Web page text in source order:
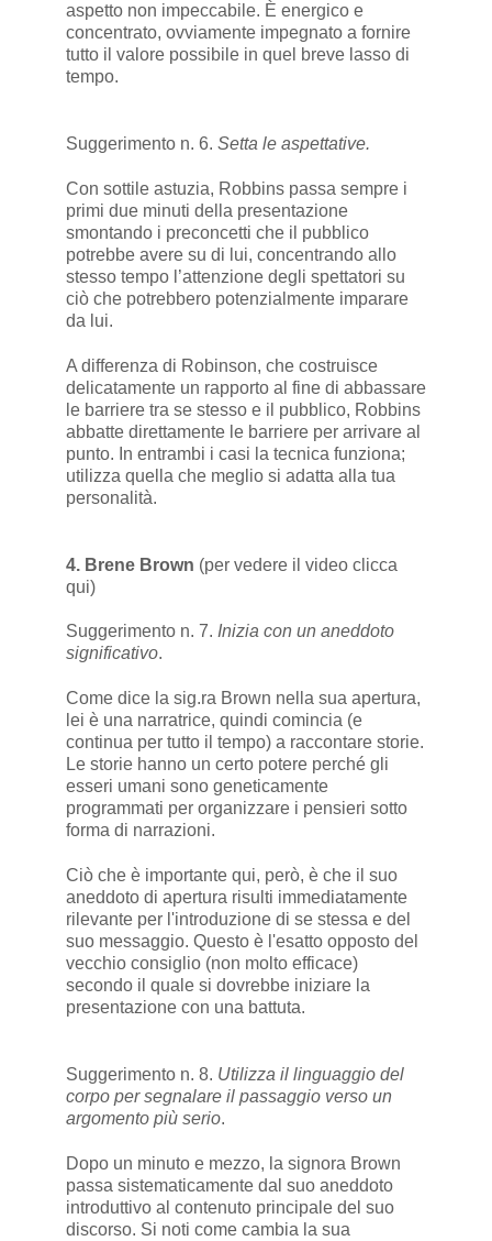
aspetto non impeccabile. È energico e
concentrato, ovviamente impegnato a fornire
tutto il valore possibile in quel breve lasso di
tempo.
Suggerimento n. 6. Setta le aspettative.
Con sottile astuzia, Robbins passa sempre i
primi due minuti della presentazione
smontando i preconcetti che il pubblico
potrebbe avere su di lui, concentrando allo
stesso tempo l’attenzione degli spettatori su
ciò che potrebbero potenzialmente imparare
da lui.
A differenza di Robinson, che costruisce
delicatamente un rapporto al fine di abbassare
le barriere tra se stesso e il pubblico, Robbins
abbatte direttamente le barriere per arrivare al
punto. In entrambi i casi la tecnica funziona;
utilizza quella che meglio si adatta alla tua
personalità.
4. Brene Brown (per vedere il video clicca
qui)
Suggerimento n. 7. Inizia con un aneddoto
significativo.
Come dice la sig.ra Brown nella sua apertura,
lei è una narratrice, quindi comincia (e
continua per tutto il tempo) a raccontare storie.
Le storie hanno un certo potere perché gli
esseri umani sono geneticamente
programmati per organizzare i pensieri sotto
forma di narrazioni.
Ciò che è importante qui, però, è che il suo
aneddoto di apertura risulti immediatamente
rilevante per l'introduzione di se stessa e del
suo messaggio. Questo è l'esatto opposto del
vecchio consiglio (non molto efficace)
secondo il quale si dovrebbe iniziare la
presentazione con una battuta.
Suggerimento n. 8. Utilizza il linguaggio del
corpo per segnalare il passaggio verso un
argomento più serio.
Dopo un minuto e mezzo, la signora Brown
passa sistematicamente dal suo aneddoto
introduttivo al contenuto principale del suo
discorso. Si noti come cambia la sua